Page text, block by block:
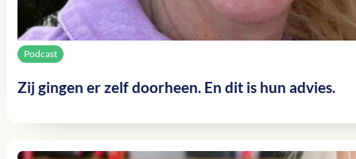
Podcast
Zij gingen er zelf doorheen. En dit is hun advies.